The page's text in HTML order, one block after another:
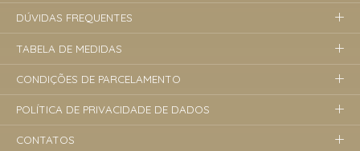
DÚVIDAS FREQUENTES
TABELA DE MEDIDAS
CONDIÇÕES DE PARCELAMENTO
POLÍTICA DE PRIVACIDADE DE DADOS
CONTATOS